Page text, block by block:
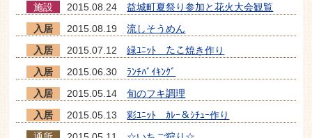
施設
2015.08.24益城町夏祭り参加と花火大会観覧
入居
2015.08.19流しそうめん
入居
2015.07.12緑ﾕﾆｯﾄ たこ焼き作り
入居
2015.06.30ﾗﾝﾁﾊﾞｲｷﾝｸﾞ
入居
2015.05.14旬のフキ調理
入居
2015.05.13彩ﾕﾆｯﾄ ｶﾚｰ＆ｼﾁｭｰ作り